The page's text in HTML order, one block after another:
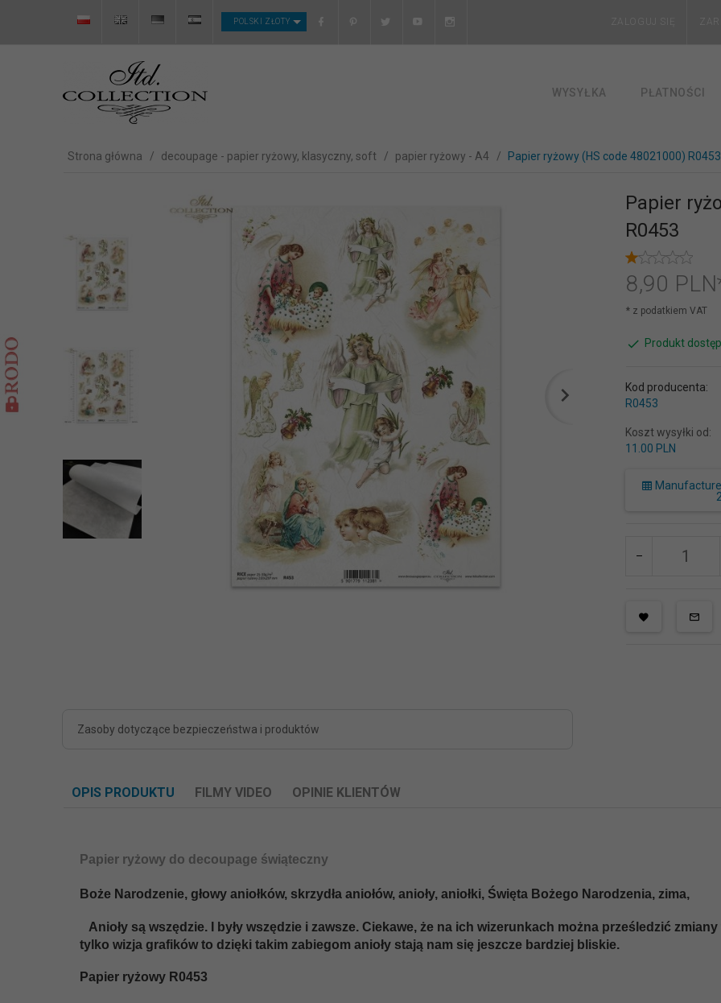
CURRENCY_H
POLSKI ZŁOTY ZALOGUJ SIĘ
WYSYŁKA PŁATNOŚCI
Strona główna decoupage - papier ryżowy, klasyczny, soft papier ryżowy - A4 Papier ryżowy (HS code 48021000) R0453
Zasoby dotyczące bezpieczeństwa i produktów
Papier
R0453
8,90
* z podatkiem VAT
Produkt
Kod producenta:
R0453
Koszt wysyłki od:
11.00 PLN
OPIS PRODUKTU FILMY VIDEO OPINIE KLIENTÓW
Papier ryżowy do decoupage świąteczny
Boże Narodzenie, głowy aniołków, skrzydła aniołów, anioły, aniołki, Święta Bożego Narodzenia, zima,
Anioły są wszędzie. I były wszędzie i zawsze. Ciekawe, że na ich wizerunkach można prześledzić
tylko wizja grafików to dzięki takim zabiegom anioły stają nam się jeszcze bardziej bliskie.
Papier ryżowy R0453